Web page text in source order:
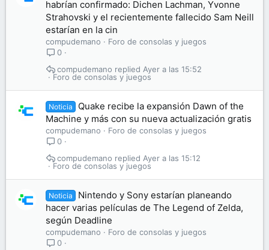
habrían confirmado: Dichen Lachman, Yvonne
Strahovski y el recientemente fallecido Sam Neill
estarían en la cin
compudemano
Foro de consolas y juegos
0
Foro de consolas y juegos
Ayer a las 15:52
compudemano
Noticia
Quake recibe la expansión Dawn of the
Machine y más con su nueva actualización gratis
compudemano
Foro de consolas y juegos
0
Foro de consolas y juegos
Ayer a las 15:12
compudemano
Noticia
Nintendo y Sony estarían planeando
hacer varias películas de The Legend of Zelda,
según Deadline
compudemano
Foro de consolas y juegos
0